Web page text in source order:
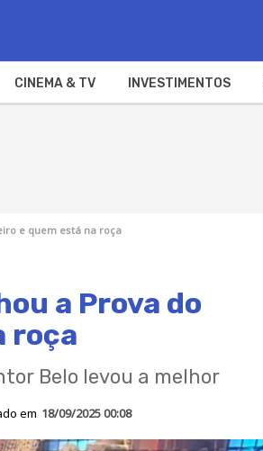
CINEMA & TV INVESTIMENTOS
e quem está na roça
a Prova do
roça
Belo levou a melhor
em 18/09/2025 00:08